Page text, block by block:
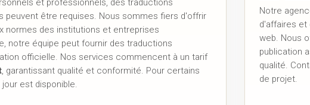
et professionnels, des traductions
peuvent être requises. Nous sommes fiers d'offrir
normes des institutions et entreprises
notre équipe peut fournir des traductions
officielle. Nos services commencent à un tarif
, garantissant qualité et conformité. Pour certains
est disponible.
Notre
d'affaires et
web. Nous
publication
qualité.
de projet.